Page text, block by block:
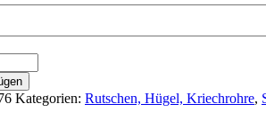
Kategorien: Rutschen, Hügel, Kriechrohre,